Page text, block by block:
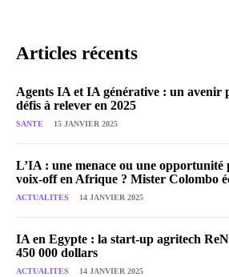
Articles récents
Agents IA et IA générative : un avenir
défis à relever en 2025
SANTE 15 JANVIER 2025
L’IA : une menace ou une opportunité
voix-off en Afrique ? Mister Colombo
ACTUALITES 14 JANVIER 2025
IA en Egypte : la start-up agritech
450 000 dollars
ACTUALITES 14 JANVIER 2025